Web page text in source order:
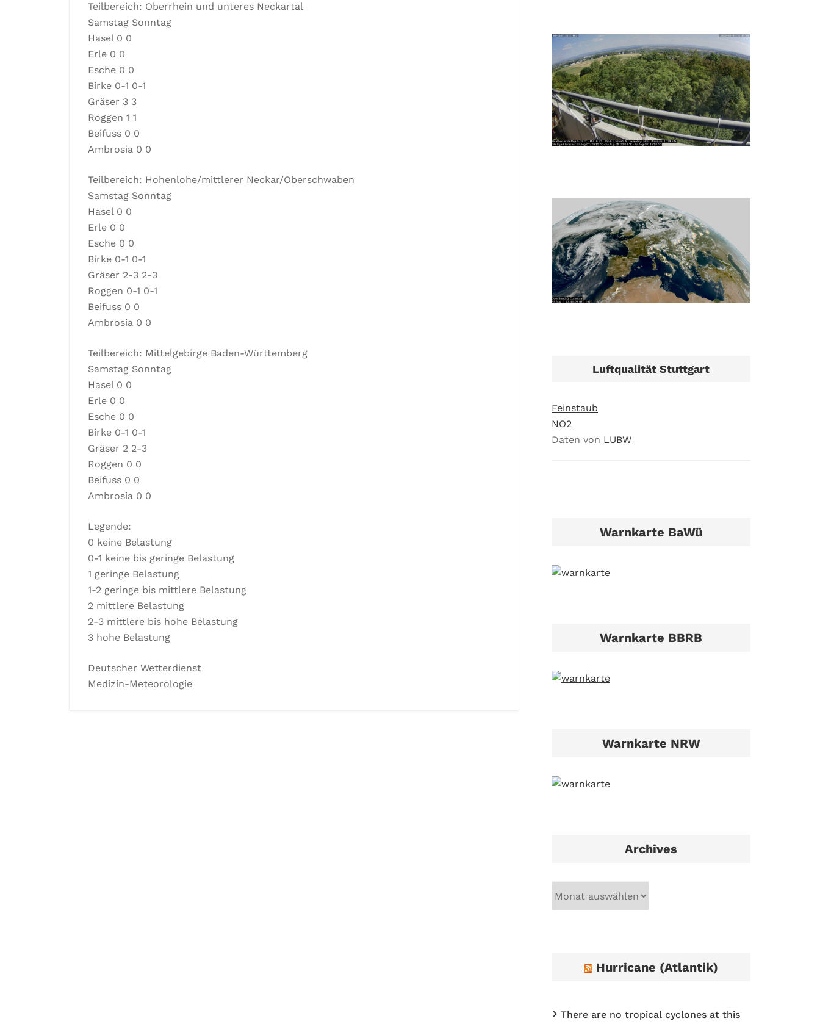
Teilbereich: Oberrhein und unteres Neckartal
Samstag Sonntag
Hasel 0 0
Erle 0 0
Esche 0 0
Birke 0-1 0-1
Gräser 3 3
Roggen 1 1
Beifuss 0 0
Ambrosia 0 0
Teilbereich: Hohenlohe/mittlerer Neckar/Oberschwaben
Samstag Sonntag
Hasel 0 0
Erle 0 0
Esche 0 0
Birke 0-1 0-1
Gräser 2-3 2-3
Roggen 0-1 0-1
Beifuss 0 0
Ambrosia 0 0
Teilbereich: Mittelgebirge Baden-Württemberg
Samstag Sonntag
Hasel 0 0
Erle 0 0
Esche 0 0
Birke 0-1 0-1
Gräser 2 2-3
Roggen 0 0
Beifuss 0 0
Ambrosia 0 0
Legende:
0 keine Belastung
0-1 keine bis geringe Belastung
1 geringe Belastung
1-2 geringe bis mittlere Belastung
2 mittlere Belastung
2-3 mittlere bis hohe Belastung
3 hohe Belastung
Deutscher Wetterdienst
Medizin-Meteorologie
Luftqualität Stuttgart
Feinstaub
NO2
Daten von LUBW
Warnkarte BaWü
Warnkarte BBRB
Warnkarte NRW
Archives
Hurricane (Atlantik)
There are no tropical cyclones at this